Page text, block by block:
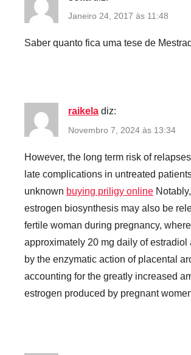
Janeiro 24, 2017 às 11:48
Saber quanto fica uma tese de
raikela diz:
Novembro 7, 2024 às 13:34
However, the long term risk of
late complications in untreated
unknown buying priligy online
estrogen biosynthesis may also be
fertile woman during pregnancy, where
approximately 20 mg daily of estradiol
by the enzymatic action of placental
accounting for the greatly increased
estrogen produced by pregnant